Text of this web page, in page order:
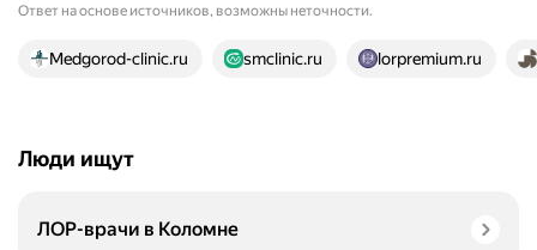
Ответ на основе источников, возможны неточности.
15 источников
Medgorod-clinic.ru smclinic.ru lorpremium.ru
Люди ищут
ЛОР-врачи в Коломне